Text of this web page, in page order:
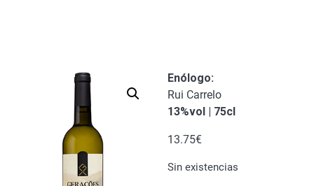
Enólogo:
Rui Carrelo
13%vol | 75cl
13.75€
Sin existencias